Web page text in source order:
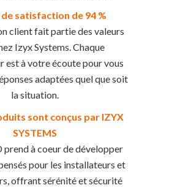
satisfaction de 94 %
client fait partie des valeurs
Izyx Systems. Chaque
est à votre écoute pour vous
adaptées quel que soit
la situation.
sont conçus par IZYX
SYSTEMS
prend à coeur de développer
pour les installateurs et
offrant sérénité et sécurité